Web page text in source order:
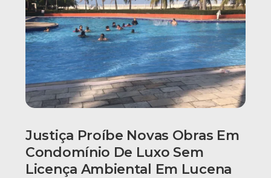
Justiça Proíbe Novas Obras Em
Condomínio De Luxo Sem
Licença Ambiental Em Lucena